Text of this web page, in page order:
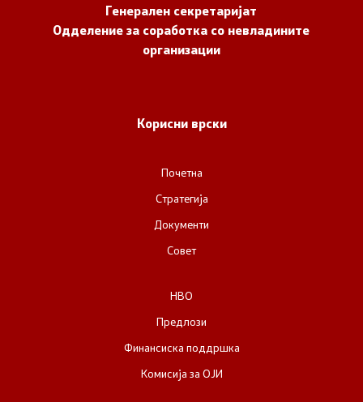
Генерален секретаријат
Одделение за соработка со невладините
организации
Корисни врски
Почетна
Стратегија
Документи
Совет
НВО
Предлози
Финансиска поддршка
Комисија за ОЈИ